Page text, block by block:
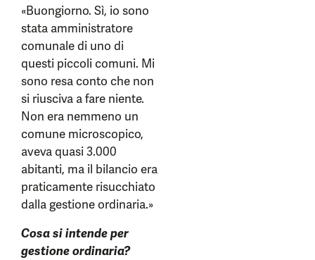
«Buongiorno. Sì, io sono
stata amministratore
comunale di uno di
questi piccoli comuni. Mi
sono resa conto che non
si riusciva a fare niente.
Non era nemmeno un
comune microscopico,
aveva quasi 3.000
abitanti, ma il bilancio era
praticamente risucchiato
dalla gestione ordinaria.»
Cosa si intende per
gestione ordinaria?